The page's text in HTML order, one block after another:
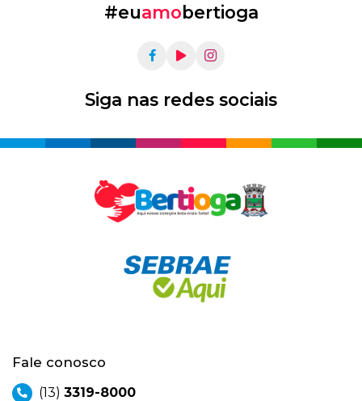
#euamobertioga
Siga nas redes sociais
Fale conosco
(13) 3319-8000